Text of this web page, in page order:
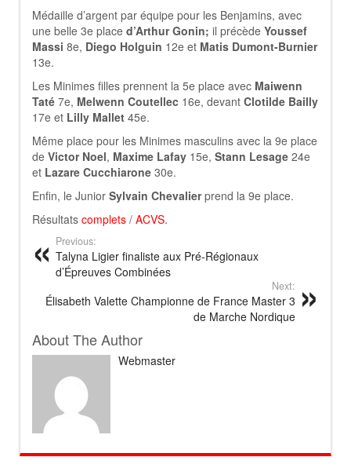
Médaille d’argent par équipe pour les Benjamins, avec
une belle 3e place d’Arthur Gonin; il précède Youssef
Massi 8e, Diego Holguin 12e et Matis Dumont-Burnier
13e.
Les Minimes filles prennent la 5e place avec Maiwenn
Taté 7e, Melwenn Coutellec 16e, devant Clotilde Bailly
17e et Lilly Mallet 45e.
Même place pour les Minimes masculins avec la 9e place
de Victor Noel, Maxime Lafay 15e, Stann Lesage 24e
et Lazare Cucchiarone 30e.
Enfin, le Junior Sylvain Chevalierprend la 9e place.
Résultats complets / ACVS.
Previous:
Talyna Ligier finaliste aux Pré-Régionaux
d’Épreuves Combinées
Next:
Élisabeth Valette Championne de France Master 3
de Marche Nordique
About The Author
Webmaster